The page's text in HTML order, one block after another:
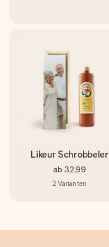
Likeur Schrobbeler
ab 32,99
2 Varianten